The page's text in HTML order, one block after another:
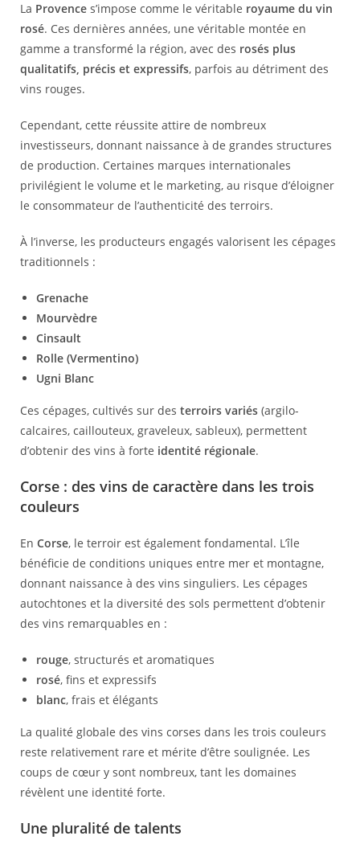
La Provence s’impose comme le véritable royaume du vin
rosé. Ces dernières années, une véritable montée en
gamme a transformé la région, avec des rosés plus
qualitatifs, précis et expressifs, parfois au détriment des
vins rouges.
Cependant, cette réussite attire de nombreux
investisseurs, donnant naissance à de grandes structures
de production. Certaines marques internationales
privilégient le volume et le marketing, au risque d’éloigner
le consommateur de l’authenticité des terroirs.
À l’inverse, les producteurs engagés valorisent les cépages
traditionnels :
Grenache
Mourvèdre
Cinsault
Rolle (Vermentino)
Ugni Blanc
Ces cépages, cultivés sur des terroirs variés (argilo-
calcaires, caillouteux, graveleux, sableux), permettent
d’obtenir des vins à forte identité régionale.
Corse : des vins de caractère dans les trois
couleurs
En Corse, le terroir est également fondamental. L’île
bénéficie de conditions uniques entre mer et montagne,
donnant naissance à des vins singuliers. Les cépages
autochtones et la diversité des sols permettent d’obtenir
des vins remarquables en :
rouge, structurés et aromatiques
rosé, fins et expressifs
blanc, frais et élégants
La qualité globale des vins corses dans les trois couleurs
reste relativement rare et mérite d’être soulignée. Les
coups de cœur y sont nombreux, tant les domaines
révèlent une identité forte.
Une pluralité de talents